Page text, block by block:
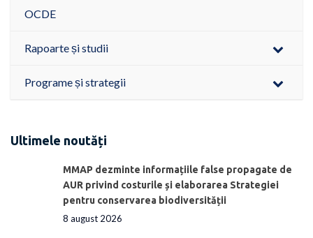
OCDE
Rapoarte și studii
Programe și strategii
Ultimele noutăți
MMAP dezminte informațiile false propagate de
AUR privind costurile și elaborarea Strategiei
pentru conservarea biodiversității
8 august 2026